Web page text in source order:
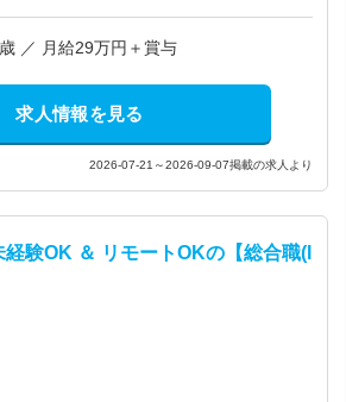
年収380万円 ／ 24歳 ／ 月給29万円＋賞与
求人情報を見る
2026-07-21～2026-09-07掲載の求人より
験OK ＆ リモートOKの【総合職(I